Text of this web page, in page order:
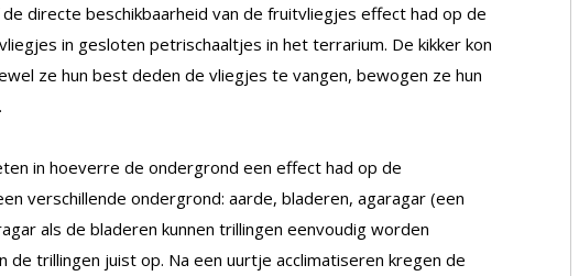
directe beschikbaarheid van de fruitvliegjes effect had op de
in gesloten petrischaaltjes in het terrarium. De kikker kon
ze hun best deden de vliegjes te vangen, bewogen ze hun
in hoeverre de ondergrond een effect had op de
verschillende ondergrond: aarde, bladeren, agaragar (een
als de bladeren kunnen trillingen eenvoudig worden
de trillingen juist op. Na een uurtje acclimatiseren kregen de